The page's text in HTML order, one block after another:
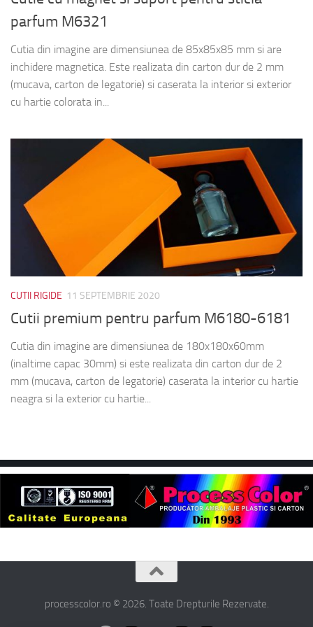
parfum M6321
Cutia din imagine are dimensiunea de 85x85x85 mm si are
inchidere magnetica. Este realizata din carton dur de 2 mm
(mucava, carton de legatorie) si caserata la interior si exterior
cu hartie colorata in...
CUTII RIGIDE 11 SEPTEMBRIE 2020
Cutii premium pentru parfum M6180-6181
Cutia din imagine are dimensiunea de 180x180x60mm
(inaltime capac 30mm) si este realizata din carton dur de 2
mm (mucava, carton de legatorie) caserata la interior cu hartie
neagra si la exterior cu hartie...
processcolor.ro © 2026. Toate Drepturile Rezervate.